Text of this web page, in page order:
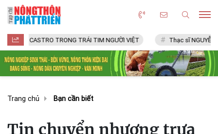
TRONG TRÁI TIM NGƯỜI VIỆT Thạc sĩ NGUYỄN VĂN CHÍ
Trang chủ Bạn cần biết
Tin chuyển nhượng trưa